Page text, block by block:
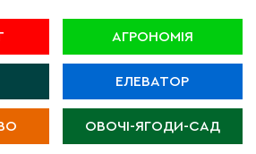
АГРОНОМІЯ
ЕЛЕВАТОР
ОВОЧІ-ЯГОДИ-САД